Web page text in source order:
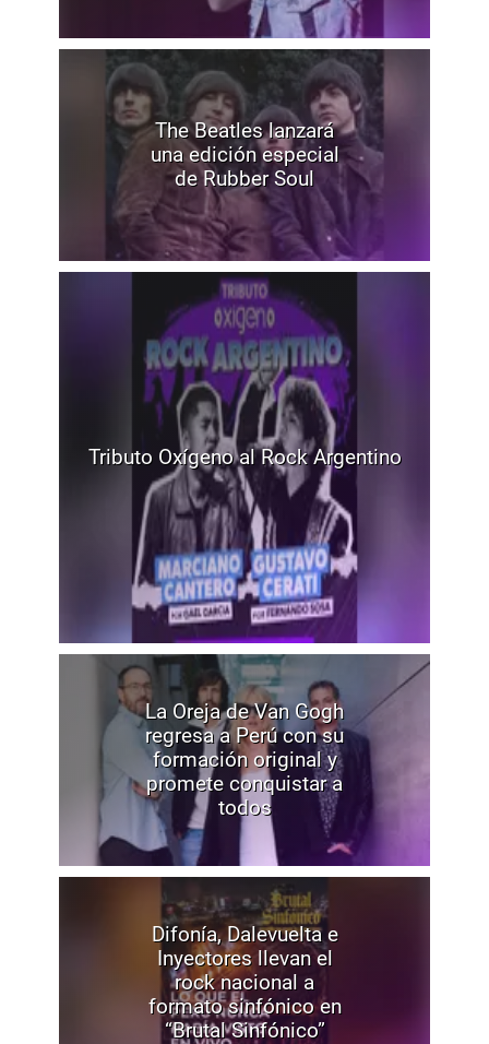
The Beatles lanzará
una edición especial
de Rubber Soul
Tributo Oxígeno al Rock Argentino
La Oreja de Van Gogh
regresa a Perú con su
formación original y
promete conquistar a
todos
Difonía, Dalevuelta e
Inyectores llevan el
rock nacional a
formato sinfónico en
“Brutal Sinfónico”